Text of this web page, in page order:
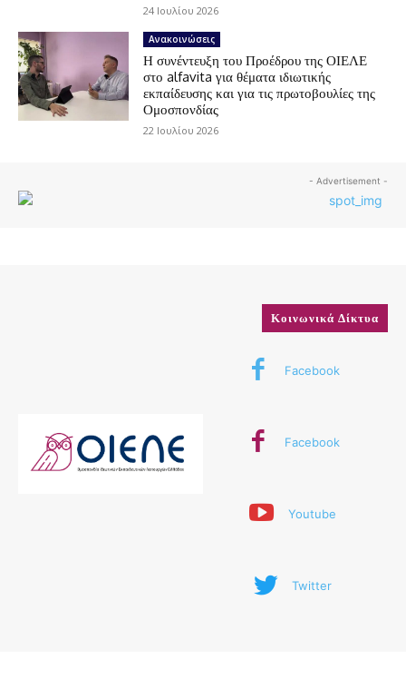
24 Ιουλίου 2026
Ανακοινώσεις
Η συνέντευξη του Προέδρου της ΟΙΕΛΕ
στο alfavita για θέματα ιδιωτικής
εκπαίδευσης και για τις πρωτοβουλίες της
Ομοσπονδίας
22 Ιουλίου 2026
- Advertisement -
Κοινωνικά Δίκτυα
Facebook
Facebook
Youtube
Twitter